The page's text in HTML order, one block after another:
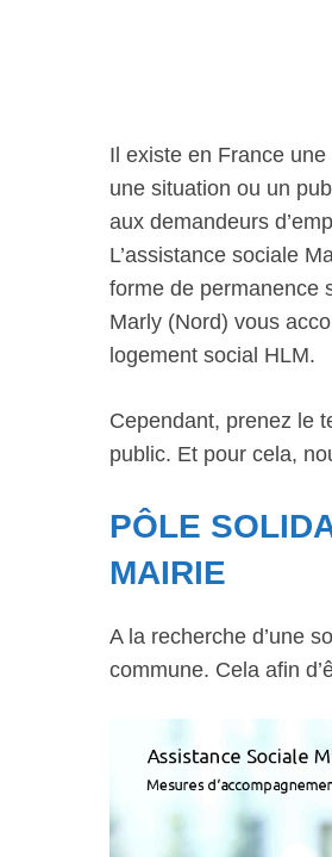
Il existe en France
une situation ou un
aux demandeurs
L’assistance sociale
forme de permanence
Marly (Nord) vous
logement social HLM.
Cependant, prenez le
public. Et pour cela,
PÔLE
MAIRIE
A la recherche d’une
commune. Cela afin